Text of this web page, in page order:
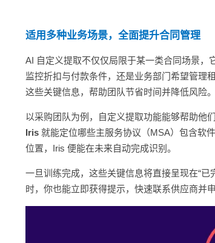
适用多种业务场景，全面提升合同管理
AI 自定义提取不仅仅局限于某一类合同场景，
监控折扣与付款条件，还是业务部门希望管理
这些关键信息，帮助团队节省时间并降低风险。
以采购团队为例，自定义提取功能能够帮助他
Iris 就能定位哪些主服务协议（MSA）包含软
位置，Iris 便能在未来自动完成识别。
一旦训练完成，这些关键信息将直接呈现在“
时，你也能立即获得提示，快速联系供应商并